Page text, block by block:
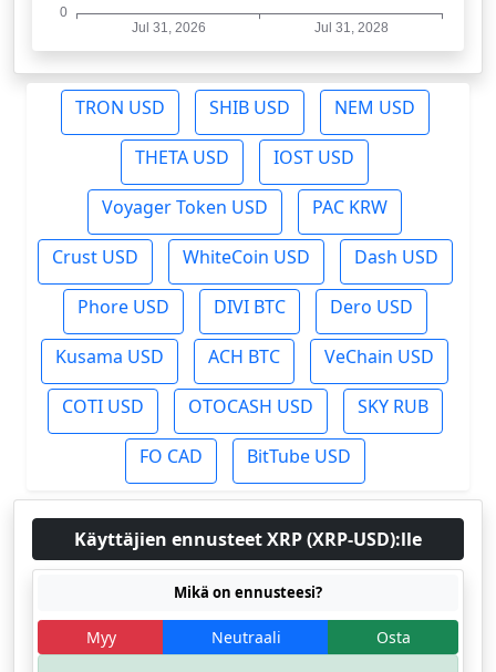
TRON USD SHIB USD NEM USD
THETA USD IOST USD
Voyager Token USD PAC KRW
Crust USD WhiteCoin USD Dash USD
Phore USD DIVI BTC Dero USD
Kusama USD ACH BTC VeChain USD
COTI USD OTOCASH USD SKY RUB
FO CAD BitTube USD
Käyttäjien ennusteet XRP (XRP-USD):lle
Mikä on ennusteesi?
Myy Neutraali Osta